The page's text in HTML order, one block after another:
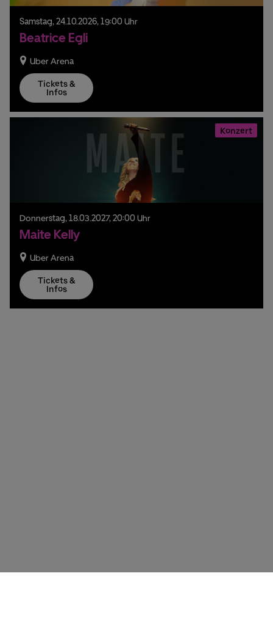
Samstag, 24.10.2026, 19:00 Uhr
Beatrice Egli
Uber Arena
Tickets &
Infos
Konzert
Donnerstag, 18.03.2027, 20:00 Uhr
Maite Kelly
Uber Arena
Tickets &
Infos